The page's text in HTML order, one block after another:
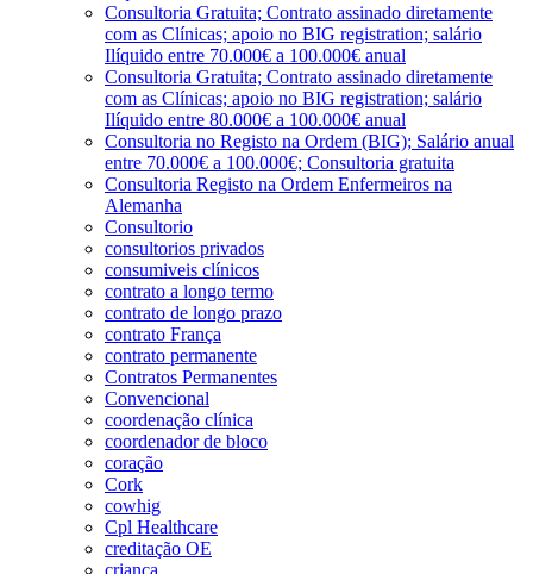
Consultoria Gratuita; Contrato assinado diretamente
com as Clínicas; apoio no BIG registration; salário
Ilíquido entre 70.000€ a 100.000€ anual
Consultoria Gratuita; Contrato assinado diretamente
com as Clínicas; apoio no BIG registration; salário
Ilíquido entre 80.000€ a 100.000€ anual
Consultoria no Registo na Ordem (BIG); Salário anual
entre 70.000€ a 100.000€; Consultoria gratuita
Consultoria Registo na Ordem Enfermeiros na
Alemanha
Consultorio
consultorios privados
consumiveis clínicos
contrato a longo termo
contrato de longo prazo
contrato França
contrato permanente
Contratos Permanentes
Convencional
coordenação clínica
coordenador de bloco
coração
Cork
cowhig
Cpl Healthcare
creditação OE
criança